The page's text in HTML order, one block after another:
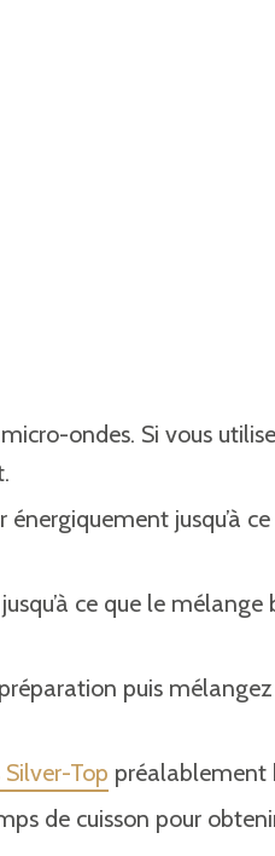
ondes. Si vous
jusqu’à
ce que le
puis mélangez
Top préalablement
de cuisson pour